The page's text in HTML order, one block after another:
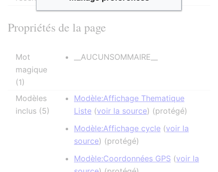
Propriétés de la page
Mot
magique
(1)
__AUCUNSOMMAIRE__
Modèles
inclus (5)
Modèle:Affichage Thematique
Liste (voir la source) (protégé)
Modèle:Affichage cycle (voir la
source) (protégé)
Modèle:Coordonnées GPS (voir la